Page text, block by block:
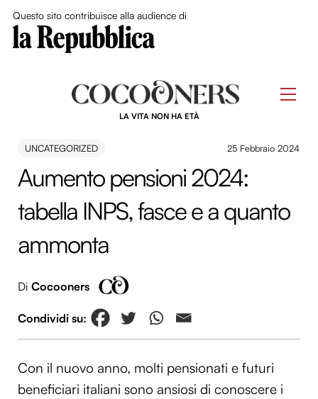
Questo sito contribuisce alla audience di
LA VITA NON HA ETÀ
UNCATEGORIZED 25 Febbraio 2024
Aumento pensioni 2024:
tabella INPS, fasce e a quanto
ammonta
Di Cocooners
Con il nuovo anno, molti pensionati e futuri
beneficiari italiani sono ansiosi di conoscere i